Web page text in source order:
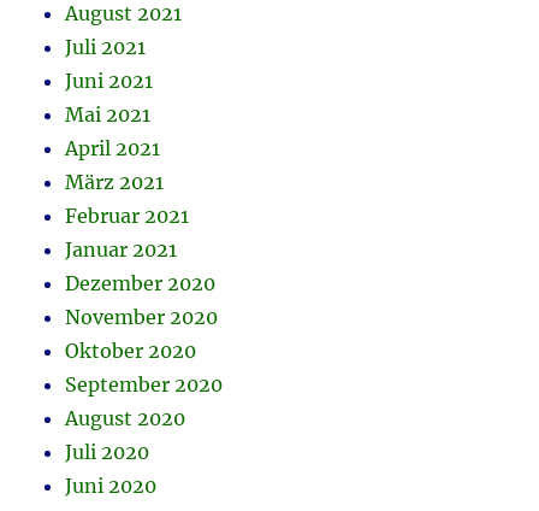
August 2021
Juli 2021
Juni 2021
Mai 2021
April 2021
März 2021
Februar 2021
Januar 2021
Dezember 2020
November 2020
Oktober 2020
September 2020
August 2020
Juli 2020
Juni 2020